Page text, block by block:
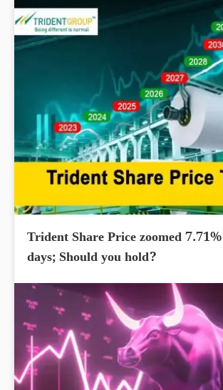
Trident Share Price zoomed
days; Should you hold?